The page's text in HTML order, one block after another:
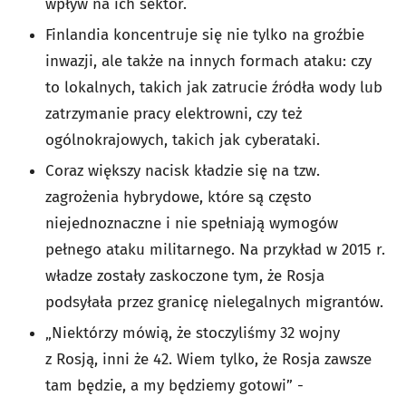
Finlandia koncentruje się nie tylko na groźbie
inwazji, ale także na innych formach ataku: czy
to lokalnych, takich jak zatrucie źródła wody lub
zatrzymanie pracy elektrowni, czy też
ogólnokrajowych, takich jak cyberataki.
Coraz większy nacisk kładzie się na tzw.
zagrożenia hybrydowe, które są często
niejednoznaczne i nie spełniają wymogów
pełnego ataku militarnego. Na przykład w 2015 r.
władze zostały zaskoczone tym, że Rosja
podsyłała przez granicę nielegalnych migrantów.
„Niektórzy mówią, że stoczyliśmy 32 wojny
z Rosją, inni że 42. Wiem tylko, że Rosja zawsze
tam będzie, a my będziemy gotowi” -